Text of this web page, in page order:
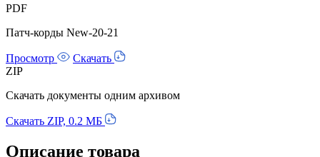
PDF
Патч-корды New-20-21
Просмотр
Скачать
ZIP
Скачать документы одним архивом
Скачать ZIP, 0.2 МБ
Описание товара